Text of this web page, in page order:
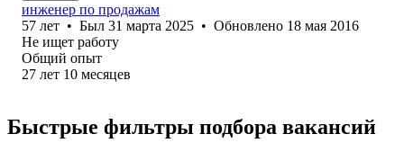
инженер по продажам
57 лет • Был 31 марта 2025 • Обновлено 18 мая 2016
Не ищет работу
Общий опыт
27 лет 10 месяцев
Быстрые фильтры подбора вакансий